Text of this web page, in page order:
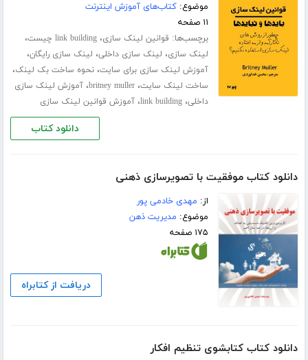
موضوع:کتاب‌های آموزش اینترنت
۱۱ صفحه
برچسب‌ها: قوانین لینک سازی،link building چیست ،
لینک سازی، لینک سازی داخلی، لینک سازی رایگان،
آموزش لینک سازی برای سایت،نحوه ساخت بک لینک،
ساخت لینک سایت،britney muller،آموزش لینک سازی
داخلی،link building،آموزش قوانین لینک سازی
دانلود کتاب
دانلود کتاب موفقیت با تصویرسازی ذهنی
از: مهدی خادمی پور
موضوع: مدیریت ذهن
۱۷۵ صفحه
دریافت از کتابراه
دانلود کتاب کتابشوی تنظیم افکار